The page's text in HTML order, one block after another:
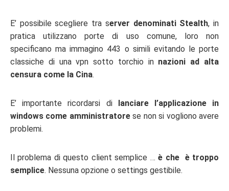
E’ possibile scegliere tra server denominati Stealth, in
pratica utilizzano porte di uso comune, loro non
specificano ma immagino 443 o simili evitando le porte
classiche di una vpn sotto torchio in nazioni ad alta
censura come la Cina.
E’ importante ricordarsi dilanciare l’applicazione in
windows come amministratorese non si vogliono avere
problemi.
Il problema di questo client semplice …è che è troppo
semplice. Nessuna opzione o settings gestibile.